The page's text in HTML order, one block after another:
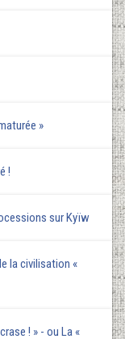
»
!
sur Kyїw
la civilisation «
! » - ou La «